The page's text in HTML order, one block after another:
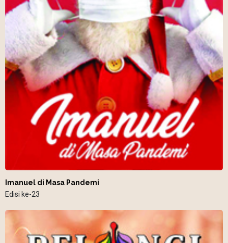
Imanuel di Masa Pandemi
Edisi ke-23